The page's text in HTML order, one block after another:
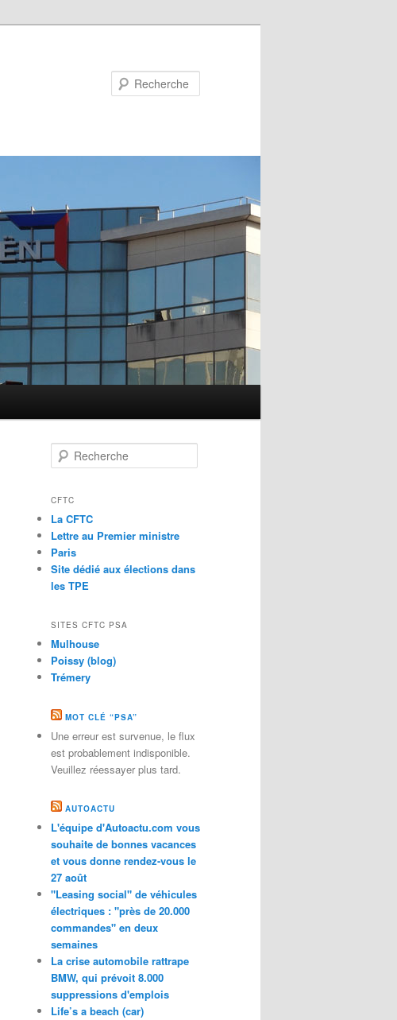
Recherche
CFTC
La CFTC
Lettre au Premier ministre
Paris
Site dédié aux élections dans
les TPE
SITES CFTC PSA
Mulhouse
Poissy (blog)
Trémery
MOT CLÉ “PSA”
Une erreur est survenue, le flux
est probablement indisponible.
Veuillez réessayer plus tard.
AUTOACTU
L'équipe d'Autoactu.com vous
souhaite de bonnes vacances
et vous donne rendez-vous le
27 août
"Leasing social" de véhicules
électriques : "près de 20.000
commandes" en deux
semaines
La crise automobile rattrape
BMW, qui prévoit 8.000
suppressions d'emplois
Life’s a beach (car)